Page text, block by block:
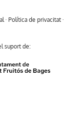
· Política de privacitat·
suport de: